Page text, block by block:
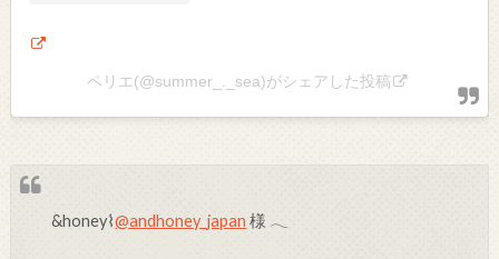
ペリエ(@summer_._sea)がシェアした投稿
&honey⌇@andhoney_japan 様 𓂃